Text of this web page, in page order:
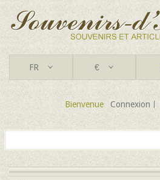
FR €
Bienvenue Connexion